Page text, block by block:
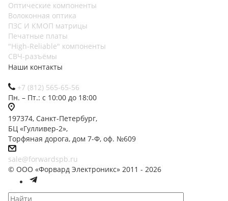
Оптические компоненты
Волоконная оптика
ПЗС И КМОП матрицы
Печатные платы
"High-Reliable" компоненты
СВЧ-разъёмы
Наши контакты
+7 (812) 565-65-56
Пн. – Пт.: с 10:00 до 18:00
197374, Санкт-Петербург,
БЦ «Гулливер-2»,
Торфяная дорога, дом 7-Ф, оф. №609
sale@forwardspb.ru
© ООО «Форвард Электроникс» 2011 - 2026